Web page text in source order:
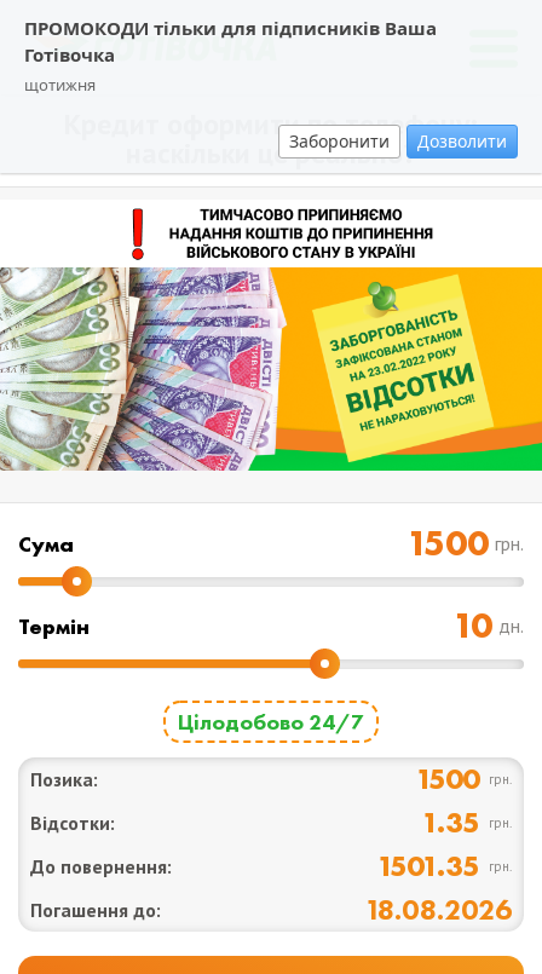
ПРОМОКОДИ тільки для підписників Ваша
Готівочка
щотижня
Заборонити Дозволити
Кредит оформити по телефону:
наскільки це реально?
Cума грн.
Термін дн.
Цілодобово 24/7
Позика: 1500 грн.
Відсотки: 1.35 грн.
До повернення: 1501.35 грн.
Погашення до: 18.08.2026